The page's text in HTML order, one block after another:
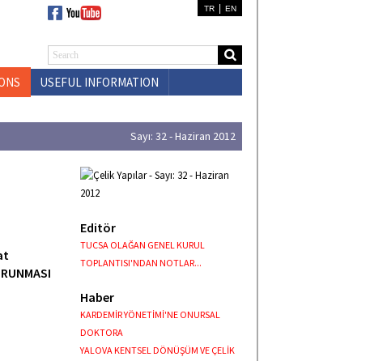
TR EN
USEFUL INFORMATION
Sayı: 32 - Haziran 2012
Editör
TUCSA OLAĞAN GENEL KURUL
TOPLANTISI'NDAN NOTLAR...
Haber
KARDEMİR YÖNETİMİ'NE ONURSAL
DOKTORA
YALOVA KENTSEL DÖNÜŞÜM VE ÇELİK